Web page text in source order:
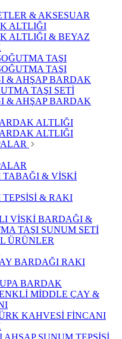
& AKSESUAR
ALTLIĞI
ALTLIĞI & BEYAZ
TAŞI
TAŞI
& AHŞAP BARDAK
TAŞI SETİ
& AHŞAP BARDAK
ALTLIĞI
ALTLIĞI
TABAĞI & VİSKİ
& RAKI
VİSKİ BARDAĞI &
TAŞI SUNUM SETİ
ÜRÜNLER
BARDAĞI RAKI
BARDAK
MİDDLE ÇAY &
KAHVESİ FİNCANI